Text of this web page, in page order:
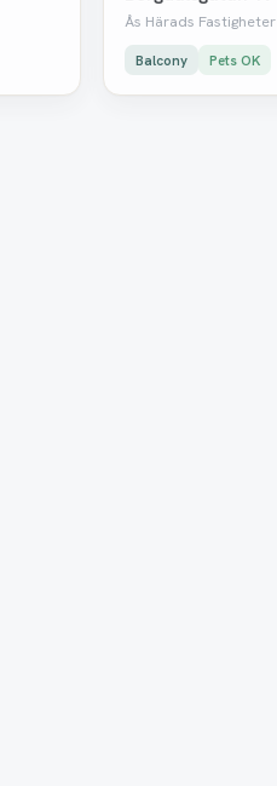
Ås Härads Fastigheter
Balcony Pets OK